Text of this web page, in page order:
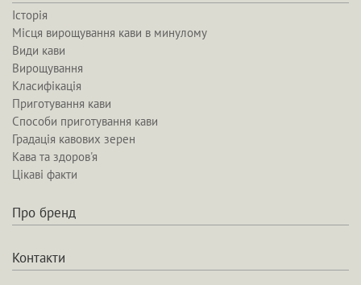
Про бренд
Історія
Місця вирощування кави в минулому
Види кави
Вирощування
Класифікація
Приготування кави
Способи приготування кави
Градація кавових зерен
Кава та здоров'я
Цікаві факти
Контакти